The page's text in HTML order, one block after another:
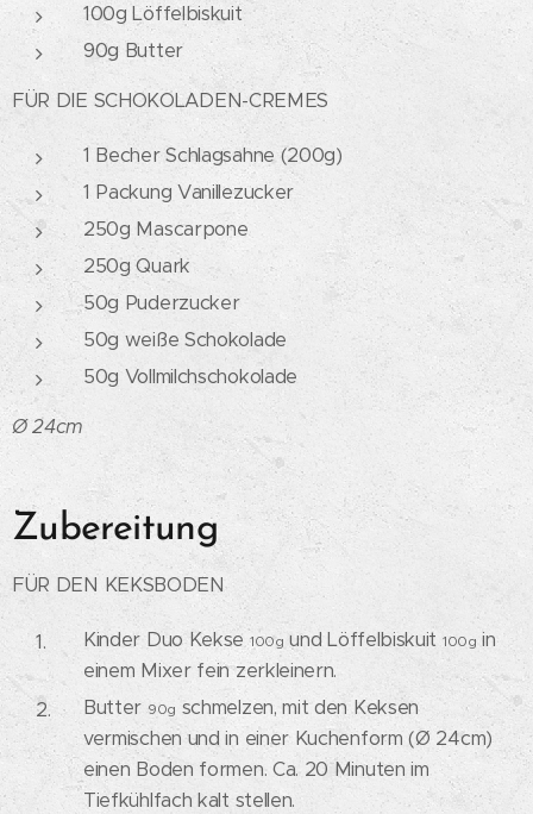
100g Löffelbiskuit
90g Butter
FÜR DIE SCHOKOLADEN-CREMES
1 Becher Schlagsahne (200g)
1 Packung Vanillezucker
250g Mascarpone
250g Quark
50g Puderzucker
50g weiße Schokolade
50g Vollmilchschokolade
Ø 24cm
Zubereitung
FÜR DEN KEKSBODEN
Kinder Duo Kekse 100g und Löffelbiskuit 100g in
einem Mixer fein zerkleinern.
Butter 90g schmelzen, mit den Keksen
vermischen und in einer Kuchenform (Ø 24cm)
einen Boden formen. Ca. 20 Minuten im
Tiefkühlfach kalt stellen.